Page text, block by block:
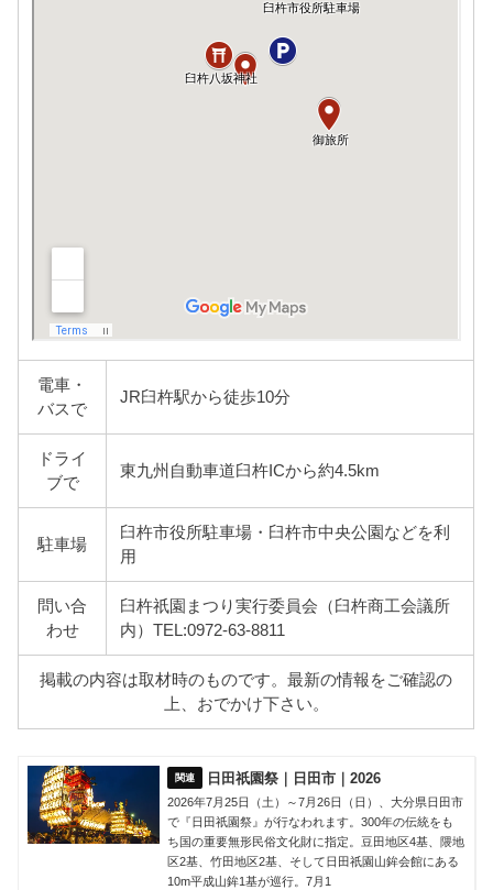
電車・
バスで
JR臼杵駅から徒歩10分
ドライ
ブで
東九州自動車道臼杵ICから約4.5km
駐車場
臼杵市役所駐車場・臼杵市中央公園などを利
用
問い合
わせ
臼杵祇園まつり実行委員会（臼杵商工会議所
内）TEL:0972-63-8811
掲載の内容は取材時のものです。最新の情報をご確認の
上、おでかけ下さい。
日田祇園祭｜日田市｜2026
2026年7月25日（土）～7月26日（日）、大分県日田市
で『日田祇園祭』が行なわれます。300年の伝統をも
ち国の重要無形民俗文化財に指定。豆田地区4基、隈地
区2基、竹田地区2基、そして日田祇園山鉾会館にある
10m平成山鉾1基が巡行。7月1